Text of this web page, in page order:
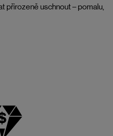
přirozeně uschnout – pomalu,